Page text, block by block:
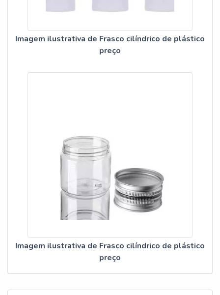
Imagem ilustrativa de Frasco cilíndrico de plástico
preço
Imagem ilustrativa de Frasco cilíndrico de plástico
preço